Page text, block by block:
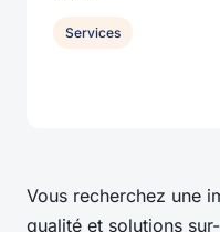
Vous recherchez une
qualité et solutions
Services